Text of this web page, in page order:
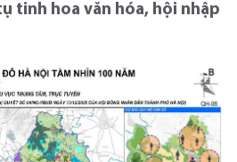
tinh hoa văn hóa, hội nhập